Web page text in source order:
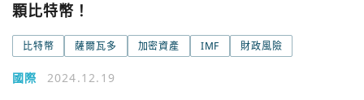
顆比特幣！
比特幣 薩爾瓦多 加密資產 IMF 財政風險
國際 2024.12.19